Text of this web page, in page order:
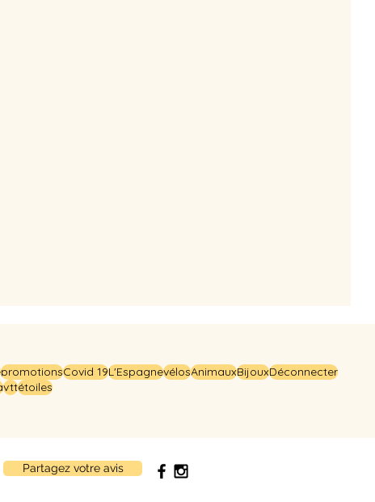
promotionsCovid 19L'EspagnevélosAnimauxBijouxDéconnecter
vttétoiles
Partagez votre avis